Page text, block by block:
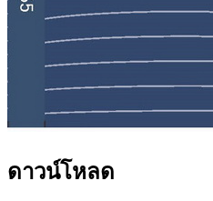
ดาวน์โหลด